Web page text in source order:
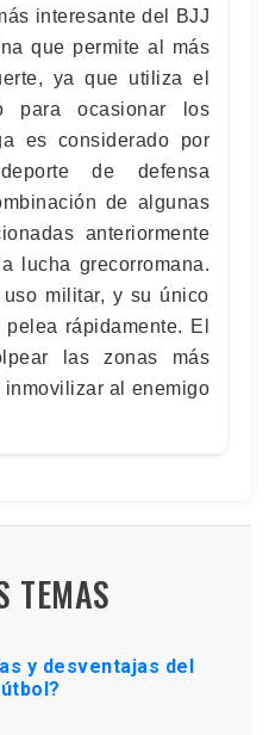
interesante del BJJ
que permite al más
ya que utiliza el
para ocasionar los
es considerado por
de defensa
de algunas
anteriormente
lucha grecorromana.
militar, y su único
rápidamente. El
las zonas más
al enemigo
TEMAS
y desventajas del